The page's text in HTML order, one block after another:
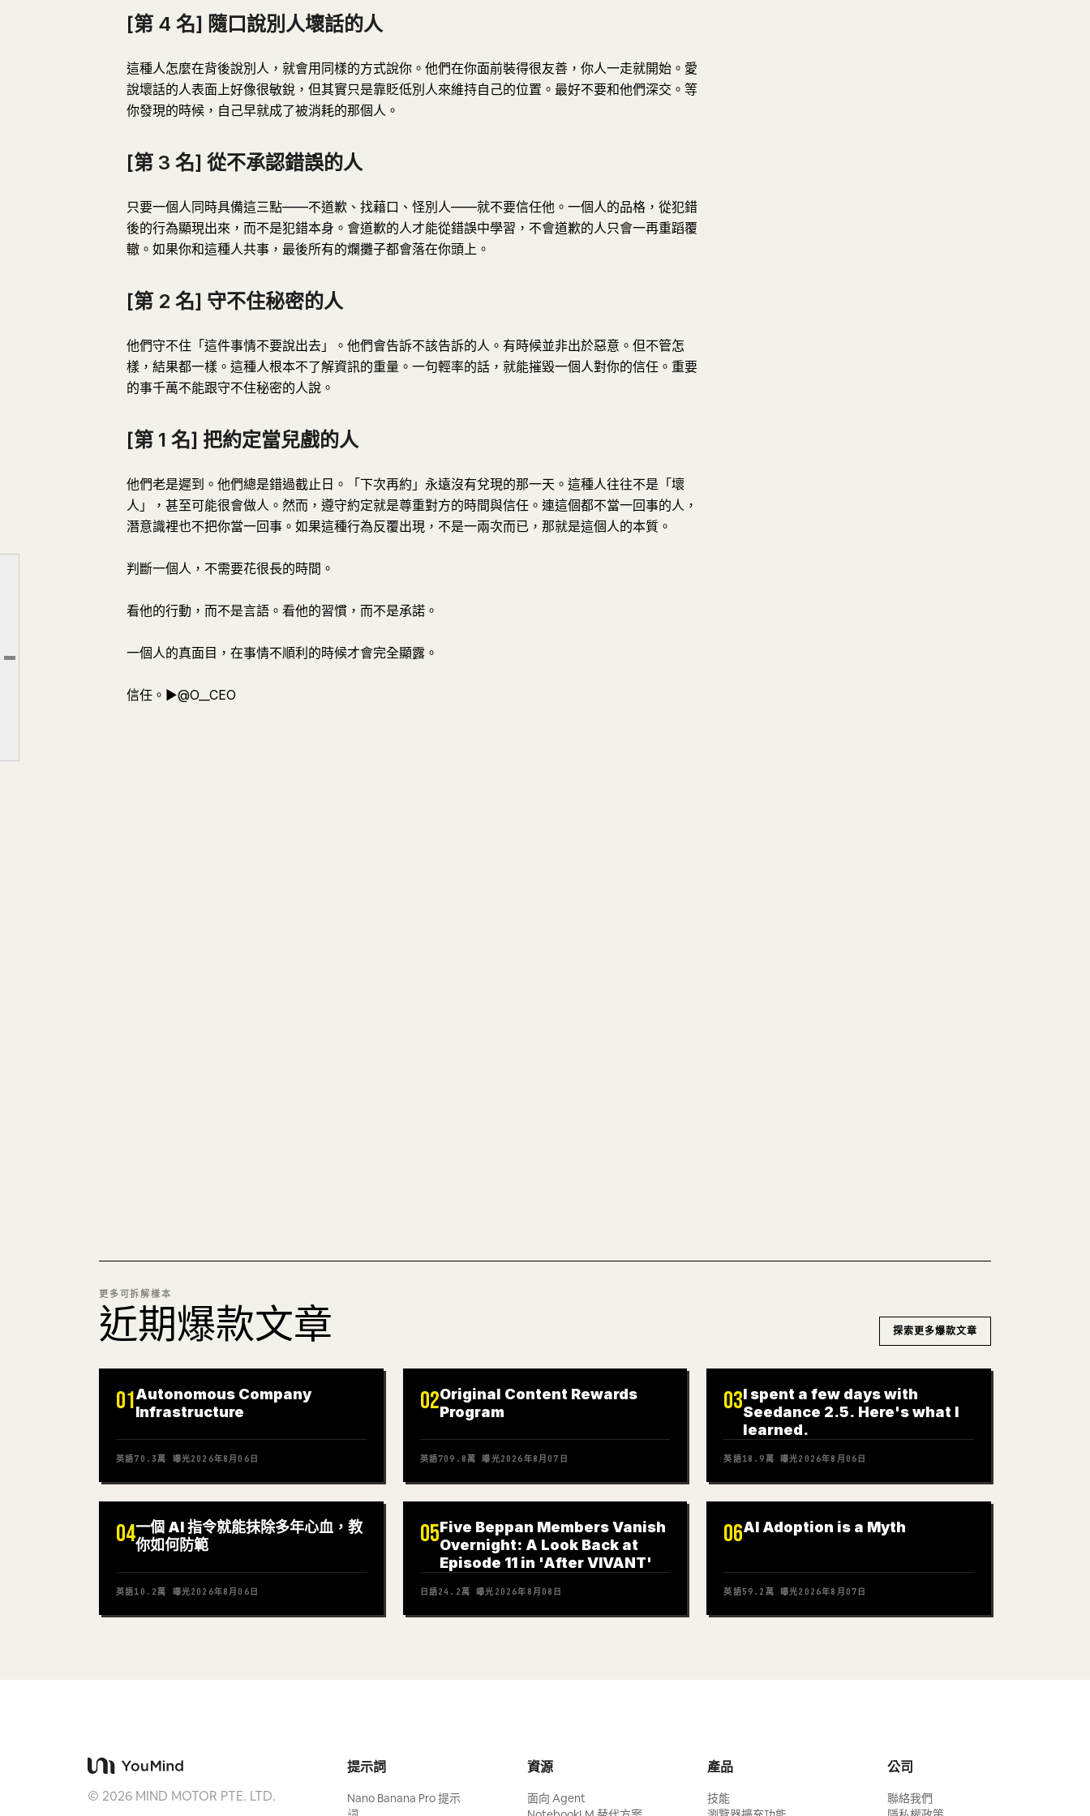
[第 5 名] 遇到麻煩就突然變忙的人
[第 2 名] 守不住秘密的人
[第 4 名] 隨口說別人壞話的人
這種人怎麼在背後說別人，就會用同樣的方式說你。他們在你面前裝得很友善，你人一走就開始。愛
說壞話的人表面上好像很敏銳，但其實只是靠貶低別人來維持自己的位置。最好不要和他們深交。等
你發現的時候，自己早就成了被消耗的那個人。
[第 3 名] 從不承認錯誤的人
只要一個人同時具備這三點——不道歉、找藉口、怪別人——就不要信任他。一個人的品格，從犯錯
後的行為顯現出來，而不是犯錯本身。會道歉的人才能從錯誤中學習，不會道歉的人只會一再重蹈覆
轍。如果你和這種人共事，最後所有的爛攤子都會落在你頭上。
[第 2 名] 守不住秘密的人
他們守不住「這件事情不要說出去」。他們會告訴不該告訴的人。有時候並非出於惡意。但不管怎
樣，結果都一樣。這種人根本不了解資訊的重量。一句輕率的話，就能摧毀一個人對你的信任。重要
的事千萬不能跟守不住秘密的人說。
[第 1 名] 把約定當兒戲的人
他們老是遲到。他們總是錯過截止日。「下次再約」永遠沒有兌現的那一天。這種人往往不是「壞
人」，甚至可能很會做人。然而，遵守約定就是尊重對方的時間與信任。連這個都不當一回事的人，
潛意識裡也不把你當一回事。如果這種行為反覆出現，不是一兩次而已，那就是這個人的本質。
判斷一個人，不需要花很長的時間。
看他的行動，而不是言語。看他的習慣，而不是承諾。
一個人的真面目，在事情不順利的時候才會完全顯露。
信任。▶︎@O__CEO
更多可拆解樣本
近期爆款文章 探索更多爆款文章
01Autonomous Company
Infrastructure
英語70.3萬 曝光2026年8月06日
02Original Content Rewards
Program
英語709.8萬 曝光2026年8月07日
03I spent a few days with
Seedance 2.5. Here's what I
learned.
英語18.9萬 曝光2026年8月06日
04一個 AI 指令就能抹除多年心血，教
你如何防範
英語10.2萬 曝光2026年8月06日
05Five Beppan Members Vanish
Overnight: A Look Back at
Episode 11 in 'After VIVANT'
日語24.2萬 曝光 2026年8月08日
06AI Adoption is a Myth
英語59.2萬 曝光2026年8月07日
© 2026MIND MOTOR PTE. LTD.
提示詞
Nano Banana Pro 提示
資源
面向 Agent
產品
技能
公司
聯絡我們